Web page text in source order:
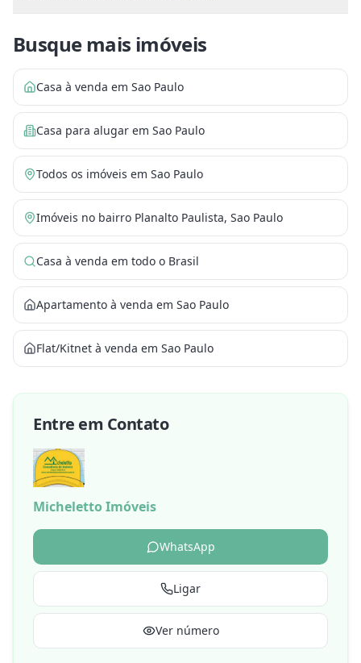
Busque mais imóveis
Casa à venda em Sao Paulo
Casa para alugar em Sao Paulo
Todos os imóveis em Sao Paulo
Imóveis no bairro Planalto Paulista, Sao Paulo
Casa à venda em todo o Brasil
Apartamento à venda em Sao Paulo
Flat/Kitnet à venda em Sao Paulo
Entre em Contato
Micheletto Imóveis
WhatsApp
Ligar
Ver número